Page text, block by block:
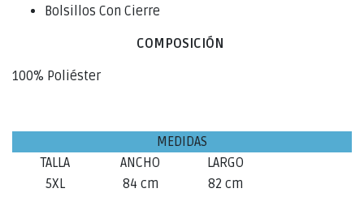
Bolsillos Con Cierre
COMPOSICIÓN
100% Poliéster
MEDIDAS
TALLA
ANCHO
LARGO
5XL
84 cm
82 cm